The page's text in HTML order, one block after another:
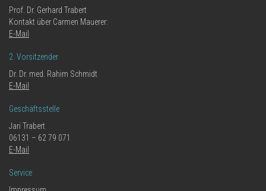
Prof. Dr. Gerhard Trabert
Kontakt über Carmen Mauerer:
E-Mail
2. Vorsitzender
Dr. Dr. med. Rahim Schmidt
E-Mail
Geschäftsstelle
Jari Trabert
06131 – 62 79 071
E-Mail
Service